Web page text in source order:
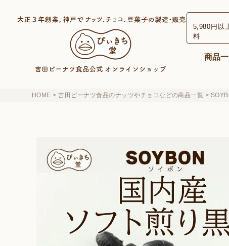
5,980円以
料
商品
HOME 吉田ピーナツ食品のナッツやチョコなどの商品一覧